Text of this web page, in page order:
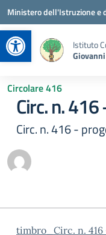
Apri la
Vai ai contenuti
Vai al menu di navigazione
Vai al footer
Ministero dell'Istruzione e
Istituto
Circolare 416
Circ. n.
Circ. n. 416 -
timbro_Circ. n. 416